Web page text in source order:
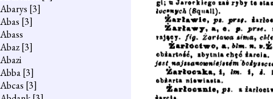
Abarys [3]
Abas [3]
Abass
Abaz[3]
Abazi
Abba[3]
Abcas [3]